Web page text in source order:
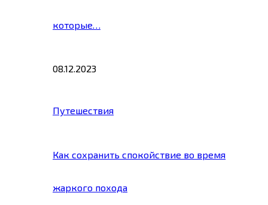
которые…
08.12.2023
Путешествия
Как сохранить спокойствие во время
жаркого похода